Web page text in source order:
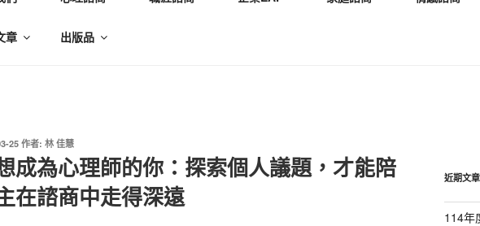
章 出版品
25作者: 林 佳慧
成為心理師的你：探索個人議題，才能陪
在諮商中走得深遠
近期文章
114年